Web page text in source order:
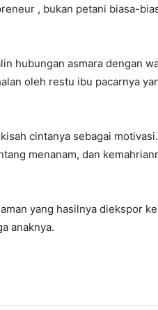
, bukan petani biasa-
hubungan asmara dengan
oleh restu ibu pacarnya
cintanya sebagai
menanam, dan
yang hasilnya diekspor
anaknya.